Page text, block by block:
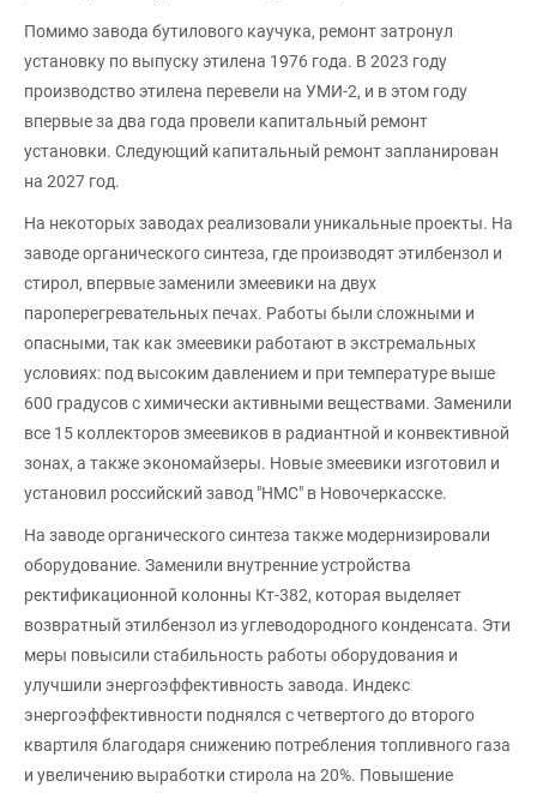
Помимо завода бутилового каучука, ремонт затронул
установку по выпуску этилена 1976 года. В 2023 году
производство этилена перевели на УМИ-2, и в этом году
впервые за два года провели капитальный ремонт
установки. Следующий капитальный ремонт запланирован
на 2027 год.
На некоторых заводах реализовали уникальные проекты. На
заводе органического синтеза, где производят этилбензол и
стирол, впервые заменили змеевики на двух
пароперегревательных печах. Работы были сложными и
опасными, так как змеевики работают в экстремальных
условиях: под высоким давлением и при температуре выше
600 градусов с химически активными веществами. Заменили
все 15 коллекторов змеевиков в радиантной и конвективной
зонах, а также экономайзеры. Новые змеевики изготовил и
установил российский завод "НМС" в Новочеркасске.
На заводе органического синтеза также модернизировали
оборудование. Заменили внутренние устройства
ректификационной колонны Кт-382, которая выделяет
возвратный этилбензол из углеводородного конденсата. Эти
меры повысили стабильность работы оборудования и
улучшили энергоэффективность завода. Индекс
энергоэффективности поднялся с четвертого до второго
квартиля благодаря снижению потребления топливного газа
и увеличению выработки стирола на 20%. Повышение